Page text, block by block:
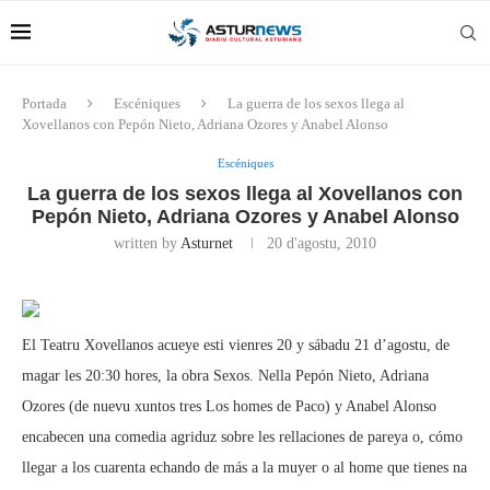
Portada Escéniques
La guerra de los sexos llega al
Xovellanos con Pepón Nieto, Adriana Ozores y Anabel Alonso
Escéniques
La guerra de los sexos llega al Xovellanos con
Pepón Nieto, Adriana Ozores y Anabel Alonso
written by Asturnet 20 d'agostu, 2010
El Teatru Xovellanos acueye esti vienres 20 y sábadu 21 d’agostu, de
magar les 20:30 hores, la obra Sexos. Nella Pepón Nieto, Adriana
Ozores (de nuevu xuntos tres Los homes de Paco) y Anabel Alonso
encabecen una comedia agriduz sobre les rellaciones de pareya o, cómo
llegar a los cuarenta echando de más a la muyer o al home que tienes na